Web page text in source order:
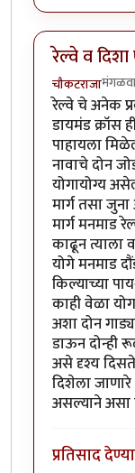
रेल्वे व
चौकटराजा
रेल्वे चे अनेक
डायमंड क्रॉस
पाहायला
नावाचे दोन
योगायोग्य
मार्ग तसा
मार्ग मनमाड
काढून त्याला
योगे मनमाड
किल्याच्या
काही वेळा
अशा दोन
डाऊन दोन्ही
असे दृश्य दिसते.
दिशेला
असल्याने असा
प्रतिसाद